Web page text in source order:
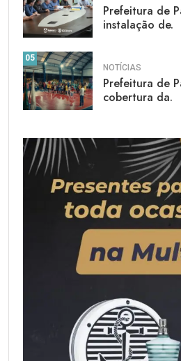
Prefeitura de
instalação de.
05
NOTÍCIAS
Prefeitura de
cobertura da.